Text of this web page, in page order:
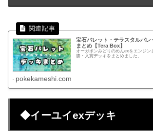
宝石バレット・テラスタルバ
まとめ【Tera Box】
オーガポンみどりのめんexをエンジン
勝・入賞デッキをまとめました。
pokekameshi.com
◆イーユイexデッキ